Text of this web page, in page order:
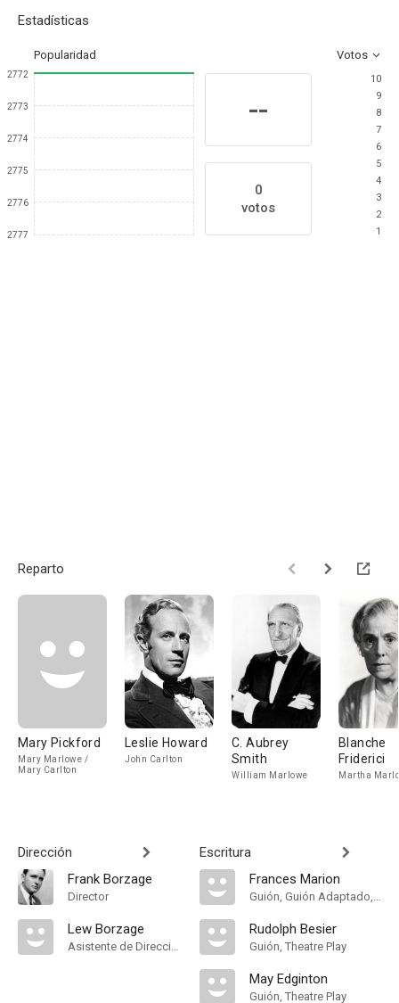
Estadísticas
Popularidad Votos
2772
2773
2774
2775
2776
2777
--
0
votos
10
9
8
7
6
5
4
3
2
1
Reparto
Mary Pickford
Mary Marlowe /
Mary Carlton
Leslie Howard
John Carlton
C. Aubrey
Smith
William Marlowe
Blanche
Friderici
Martha
Dirección
Frank Borzage
Director
Lew Borzage
Asistente de Dirección
Escritura
Frances Marion
Guión, Guión Adaptado, Adaptation
Rudolph Besier
Guión, Theatre Play
May Edginton
Guión, Theatre Play